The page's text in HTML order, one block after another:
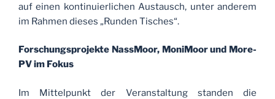
auf einen kontinuierlichen Austausch, unter anderem
im Rahmen dieses „Runden Tisches“.
Forschungsprojekte NassMoor, MoniMoor und More-
PV im Fokus
Im Mittelpunkt der Veranstaltung standen die